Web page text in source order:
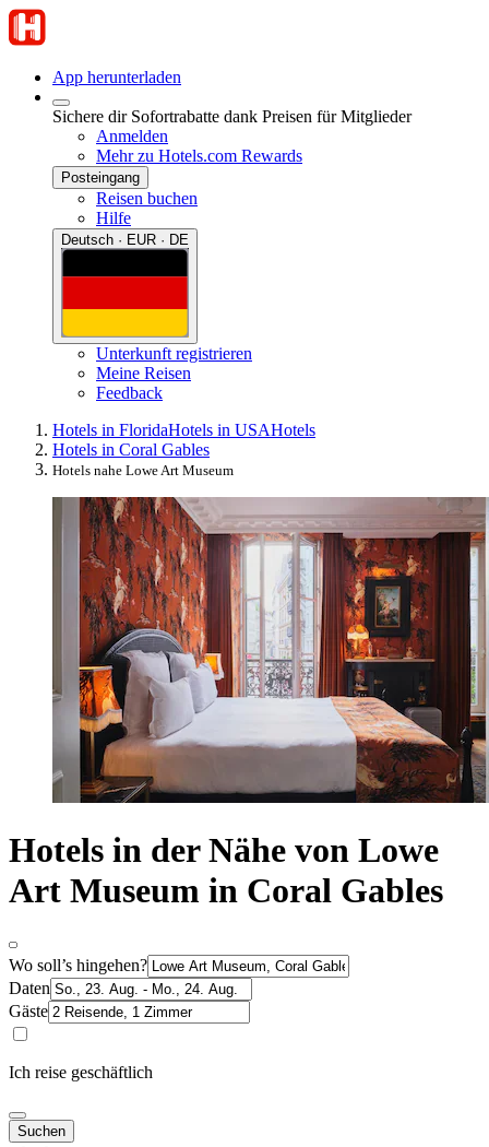
App herunterladen
Sichere dir Sofortrabatte dank Preisen für Mitglieder
Anmelden
Mehr zu Hotels.com Rewards
Posteingang
Reisen buchen
Hilfe
Deutsch · EUR · DE
Unterkunft registrieren
Meine Reisen
Feedback
Hotels in FloridaHotels in USAHotels
Hotels in Coral Gables
Hotels nahe Lowe Art Museum
Hotels in der Nähe von Lowe
Art Museum in Coral Gables
Wo soll’s hingehen?
Daten
Gäste
Ich reise geschäftlich
Suchen